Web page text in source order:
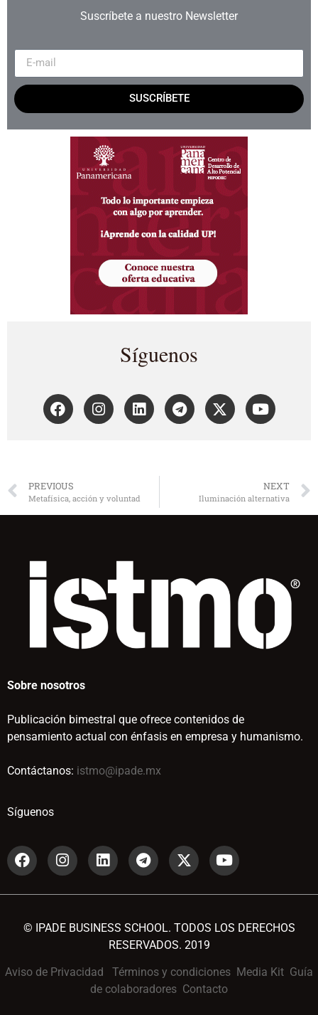
Suscríbete a nuestro Newsletter
SUSCRÍBETE
Síguenos
PREVIOUS
Metafísica, acción y voluntad
NEXT
Iluminación alternativa
Sobre nosotros
Publicación bimestral que ofrece contenidos de
pensamiento actual con énfasis en empresa y humanismo.
Contáctanos: istmo@ipade.mx
Síguenos
© IPADE BUSINESS SCHOOL. TODOS LOS DERECHOS
RESERVADOS. 2019
Aviso de Privacidad Términos y condiciones Media Kit Guía
de colaboradores Contacto